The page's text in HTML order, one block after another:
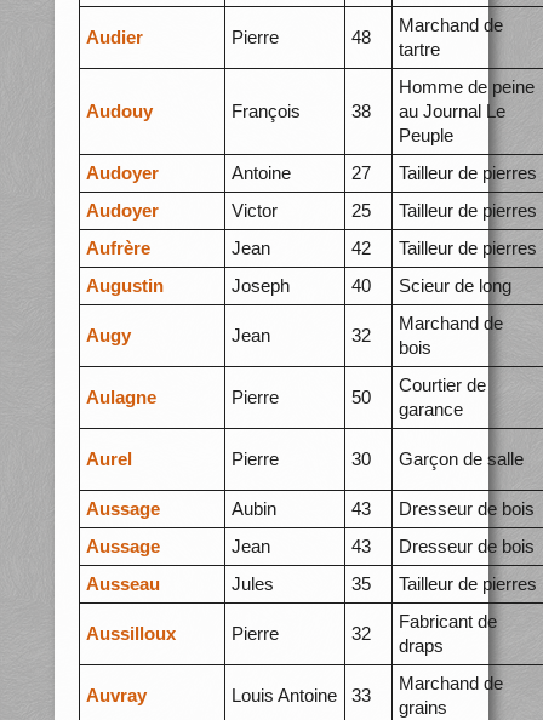
Audier Pierre 48
Marchand de
tartre
Audouy François 38
Homme de peine
au Journal Le
Peuple
Audoyer
Antoine 27
Tailleur de pierres
Audoyer
Victor 25
Tailleur de pierres
Aufrère
Jean 42
Tailleur de pierres
Augustin
Joseph 40 Scieur de long
Augy Jean 32
Marchand de
bois
Aulagne Pierre 50
Courtier de
garance
Aurel Pierre 30 Garçon de salle
Aussage Aubin 43
Dresseur de bois
Aussage
Jean 43
Dresseur de bois
Ausseau
Jules 35 Tailleur de pierres
Aussilloux Pierre 32
Fabricant de
draps
Auvray Louis Antoine 33
Marchand de
grains